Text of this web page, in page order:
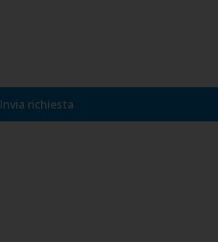
Invia richiesta